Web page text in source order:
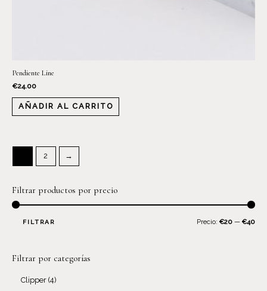
Pendiente Line
€24.00
AÑADIR AL CARRITO
2 →
Filtrar productos por precio
FILTRAR Precio: €20 — €40
Filtrar por categorías
Clipper 4